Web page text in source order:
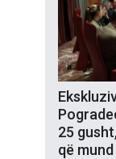
25
që